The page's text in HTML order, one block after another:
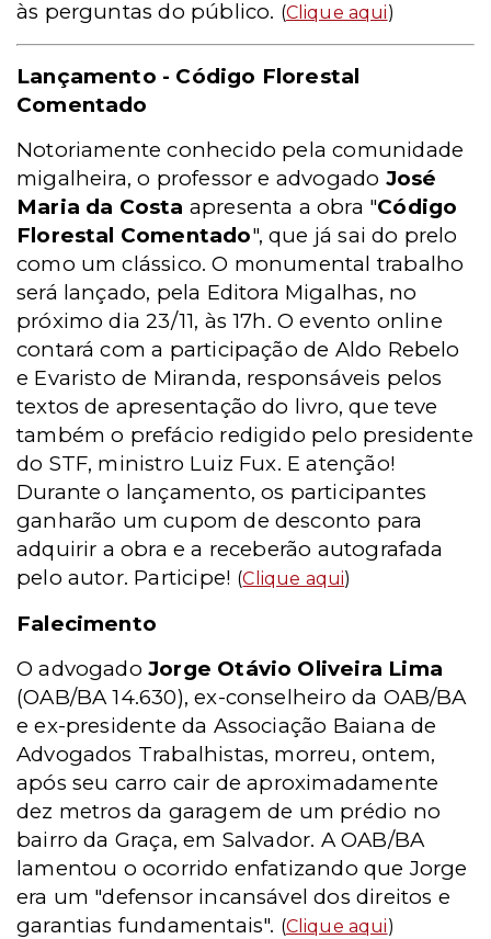
às perguntas do público. (Clique aqui)
Lançamento - Código Florestal
Comentado
Notoriamente conhecido pela comunidade
migalheira, o professor e advogado José
Maria da Costa apresenta a obra "Código
Florestal Comentado", que já sai do prelo
como um clássico. O monumental trabalho
será lançado, pela Editora Migalhas, no
próximo dia 23/11, às 17h. O evento online
contará com a participação de Aldo Rebelo
e Evaristo de Miranda, responsáveis pelos
textos de apresentação do livro, que teve
também o prefácio redigido pelo presidente
do STF, ministro Luiz Fux. E atenção!
Durante o lançamento, os participantes
ganharão um cupom de desconto para
adquirir a obra e a receberão autografada
pelo autor. Participe! (Clique aqui)
Falecimento
O advogadoJorge Otávio Oliveira Lima
(OAB/BA 14.630), ex-conselheiro da OAB/BA
e ex-presidente da Associação Baiana de
Advogados Trabalhistas, morreu, ontem,
após seu carro cair de aproximadamente
dez metros da garagem de um prédio no
bairro da Graça, em Salvador. A OAB/BA
lamentou o ocorrido enfatizando que Jorge
era um "defensor incansável dos direitos e
garantias fundamentais". (Clique aqui)